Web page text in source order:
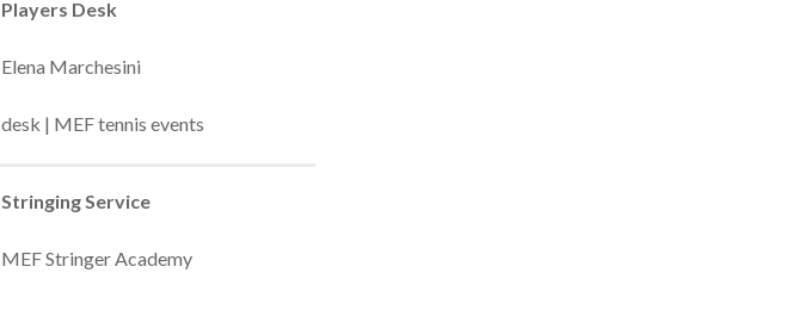
Players Desk
Elena Marchesini
desk | MEF tennis events
Stringing Service
MEF Stringer Academy